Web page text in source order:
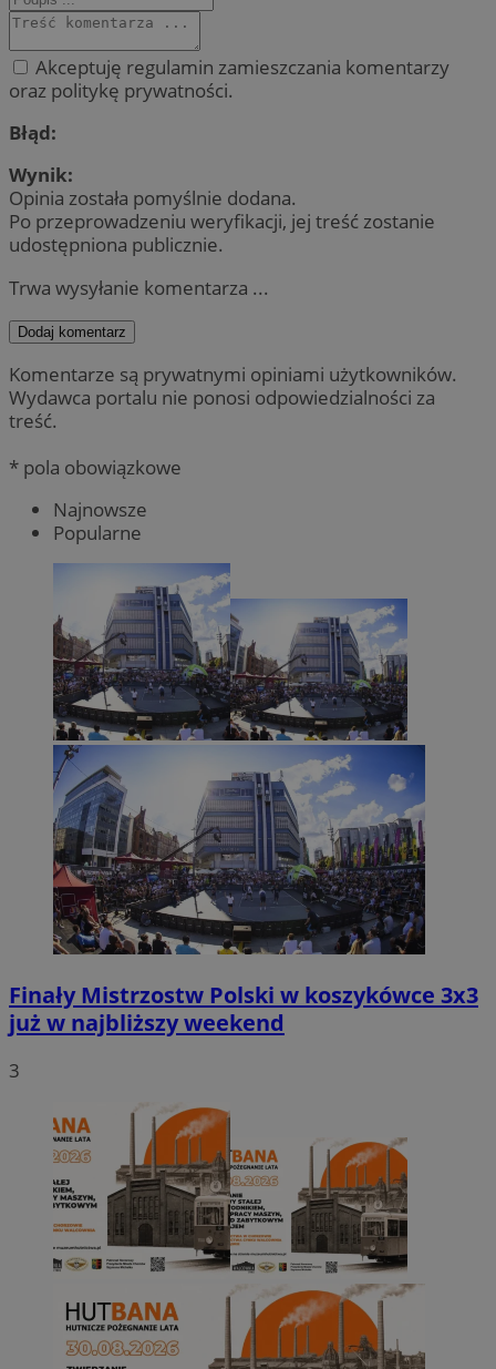
Akceptuję regulamin zamieszczania komentarzy
oraz politykę prywatności.
Błąd:
Wynik:
Opinia została pomyślnie dodana.
Po przeprowadzeniu weryfikacji, jej treść zostanie
udostępniona publicznie.
Trwa wysyłanie komentarza ...
Dodaj komentarz
Komentarze są prywatnymi opiniami użytkowników.
Wydawca portalu nie ponosi odpowiedzialności za
treść.
* pola obowiązkowe
Najnowsze
Popularne
Finały Mistrzostw Polski w koszykówce 3x3
już w najbliższy weekend
3